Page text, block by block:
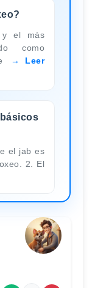
y el más
como
Leer
el jab es
2. El